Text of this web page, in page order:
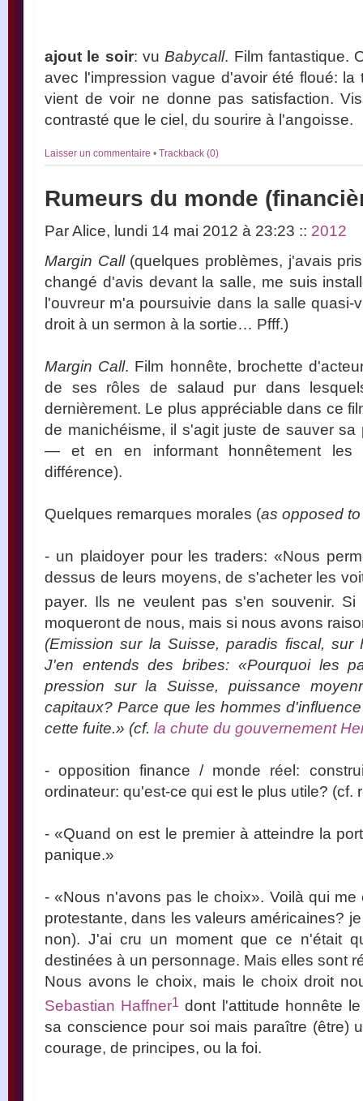
ajout le soir: vuBabycall. Film fantastique.
avec l'impression vague d'avoir été floué:
vient de voir ne donne pas satisfaction.
contrasté que le ciel, du sourire à l'angoisse.
Laisser un commentaire • Trackback (0)
Rumeurs du monde
Par Alice, lundi 14 mai 2012 à 23:23 :: 2012
Margin Call(quelques problèmes, j'avais
changé d'avis devant la salle, me suis
l'ouvreur m'a poursuivie dans la salle quasi-
droit à un sermon à la sortie… Pfff.)
Margin Call. Film honnête, brochette
de ses rôles de salaud pur dans
dernièrement. Le plus appréciable dans ce
de manichéisme, il s'agit juste de sauver
— et en en informant honnêtement les
différence).
Quelques remarques morales (as opposed to
- un plaidoyer pour les traders: «Nous
dessus de leurs moyens, de s'acheter les
payer. Ils ne veulent pas s'en souvenir. Si
moqueront de nous, mais si nous avons
(Emission sur la Suisse, paradis fiscal, sur
J'en entends des bribes: «Pourquoi les
pression sur la Suisse, puissance
capitaux? Parce que les hommes
cette fuite.» (cf. la chute du gouvernement
- opposition finance / monde réel:
ordinateur: qu'est-ce qui est le plus utile?
- «Quand on est le premier à atteindre la
panique.»
- «Nous n'avons pas le choix». Voilà qui
protestante, dans les valeurs américaines?
non). J'ai cru un moment que ce n'était
destinées à un personnage. Mais elles sont
Nous avons le choix, mais le choix droit
Sebastian Haffner1 dont l'attitude honnête
sa conscience pour soi mais paraître (être)
courage, de principes, ou la foi.